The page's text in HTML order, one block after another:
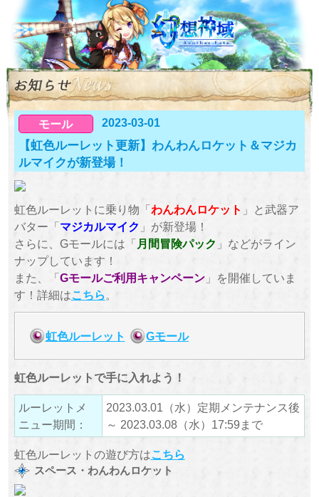
モール 2023-03-01
【虹色ルーレット更新】わんわんロケット＆マジカ
ルマイクが新登場！
虹色ルーレットに乗り物「わんわんロケット 」と武器ア
バター「マジカルマイク 」が新登場！
さらに、Gモールには「 月間冒険パック 」などがライン
ナップしています！
また、「Gモールご利用キャンペーン」を開催していま
す！詳細はこちら 。
虹色ルーレット Gモール
虹色ルーレットで手に入れよう！
ルーレットメ
ニュー期間：
2023.03.01（水）定期メンテナンス後
～ 2023.03.08（水）17:59まで
虹色ルーレットの遊び方はこちら
スペース・わんわんロケット